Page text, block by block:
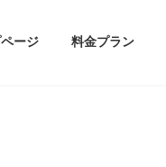
ページ 料金プラン